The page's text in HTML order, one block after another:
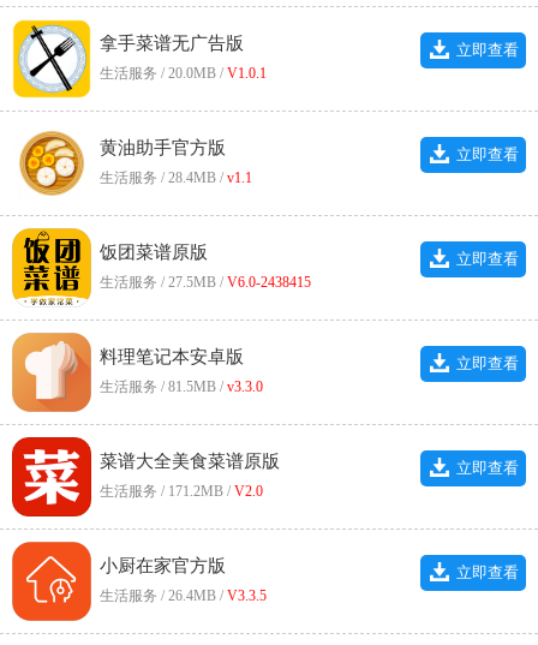
拿手菜谱无广告版
生活服务 / 20.0MB / V1.0.1
立即查看
黄油助手官方版
生活服务 / 28.4MB / v1.1
立即查看
饭团菜谱原版
生活服务 / 27.5MB / V6.0-2438415
立即查看
料理笔记本安卓版
生活服务 / 81.5MB / v3.3.0
立即查看
菜谱大全美食菜谱原版
生活服务 / 171.2MB / V2.0
立即查看
小厨在家官方版
生活服务 / 26.4MB / V3.3.5
立即查看